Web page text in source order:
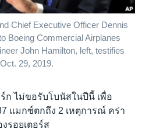
Chief Executive Officer Dennis
Boeing Commercial Airplanes
John Hamilton, left, testifies
29, 2019.
ก ไม่ขอรับโบนัสในปีนี้ เพื่อ
แมกซ์ตกถึง 2 เหตุการณ์ คร่า
รอยเตอร์ส